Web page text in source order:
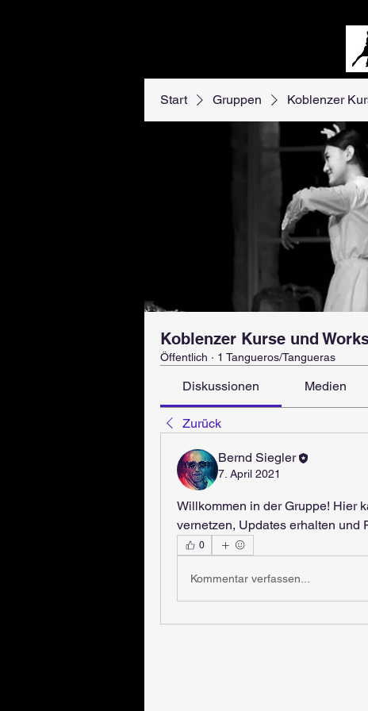
Start Gruppen Koblenzer
Koblenzer Kurse und
Öffentlich · 1 Tangueros/Tangueras
Diskussionen Medien
Zurück
Bernd Siegler
7. April 2021
Willkommen in der Gruppe! Hier
vernetzen, Updates erhalten und
0
Kommentar verfassen...